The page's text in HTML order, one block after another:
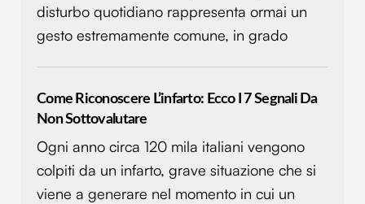
disturbo quotidiano rappresenta ormai un
gesto estremamente comune, in grado
Come Riconoscere L’infarto: Ecco I 7 Segnali Da
Non Sottovalutare
Ogni anno circa 120 mila italiani vengono
colpiti da un infarto, grave situazione che si
viene a generare nel momento in cui un